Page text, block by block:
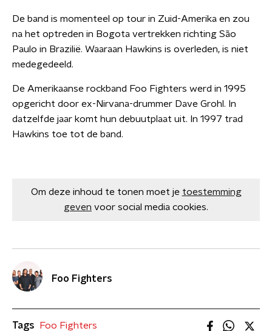
De band is momenteel op tour in Zuid-Amerika en zou
na het optreden in Bogota vertrekken richting São
Paulo in Brazilië. Waaraan Hawkins is overleden, is niet
medegedeeld.
De Amerikaanse rockband Foo Fighters werd in 1995
opgericht door ex-Nirvana-drummer Dave Grohl. In
datzelfde jaar komt hun debuutplaat uit. In 1997 trad
Hawkins toe tot de band.
Om deze inhoud te tonen moet je toestemming
geven voor social media cookies.
Foo Fighters
Tags
Foo Fighters